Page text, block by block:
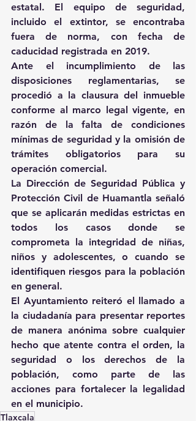
estatal. El equipo de seguridad,
incluido el extintor, se encontraba
fuera de norma, con fecha de
caducidad registrada en 2019.
Ante el incumplimiento de las
disposiciones reglamentarias, se
procedió a la clausura del inmueble
conforme al marco legal vigente, en
razón de la falta de condiciones
mínimas de seguridad y la omisión de
trámites obligatorios para su
operación comercial.
La Dirección de Seguridad Pública y
Protección Civil de Huamantla señaló
que se aplicarán medidas estrictas en
todos los casos donde se
comprometa la integridad de niñas,
niños y adolescentes, o cuando se
identifiquen riesgos para la población
en general.
El Ayuntamiento reiteró el llamado a
la ciudadanía para presentar reportes
de manera anónima sobre cualquier
hecho que atente contra el orden, la
seguridad o los derechos de la
población, como parte de las
acciones para fortalecer la legalidad
en el municipio.
Tlaxcala